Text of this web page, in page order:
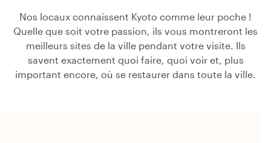
Nos locaux connaissent Kyoto comme leur poche !
Quelle que soit votre passion, ils vous montreront les
meilleurs sites de la ville pendant votre visite. Ils
savent exactement quoi faire, quoi voir et, plus
important encore, où se restaurer dans toute la ville.